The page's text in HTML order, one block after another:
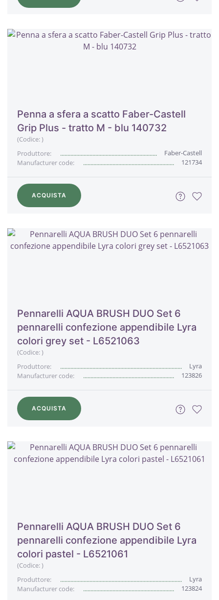
Penna a sfera a scatto Faber-Castell
Grip Plus - tratto M - blu 140732
(Codice:)
Produttore:
Faber-Castell
Manufacturer code:
121734
ACQUISTA
Pennarelli AQUA BRUSH DUO Set 6
pennarelli confezione appendibile Lyra
colori grey set - L6521063
(Codice:)
Produttore:
Lyra
Manufacturer code:
123826
ACQUISTA
Pennarelli AQUA BRUSH DUO Set 6
pennarelli confezione appendibile Lyra
colori pastel - L6521061
(Codice:)
Produttore:
Lyra
Manufacturer code:
123824